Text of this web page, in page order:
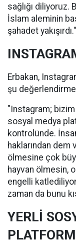
sağlığı diliyoruz.
İslam aleminin
şahadet yakışırdı."
Erbakan,
şu
"Instagram;
sosyal medya
kontrolünde.
haklarından dem
ölmesine çok
hayvan ölmesin,
engelli
zaman da bunu
YERLİ